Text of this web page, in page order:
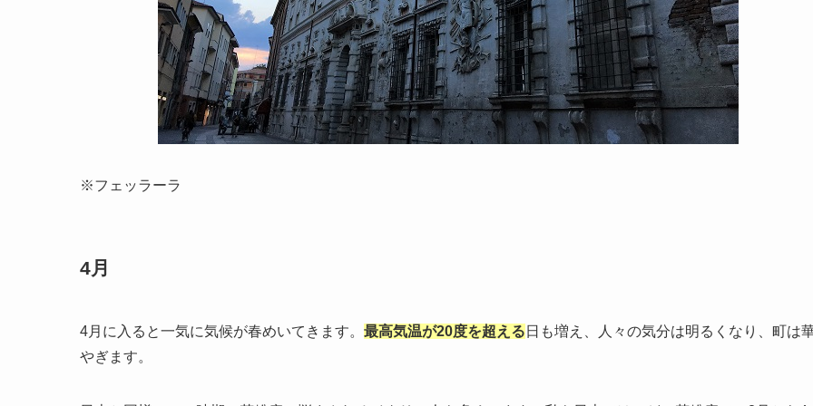
※フェッラーラ
4月
4月に入ると一気に気候が春めいてきます。 最高気温が20度を超える 日も増え、人々の気分は明るくなり、町は
やぎます。